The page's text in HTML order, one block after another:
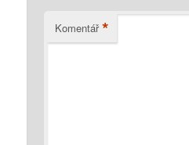
Komentář *